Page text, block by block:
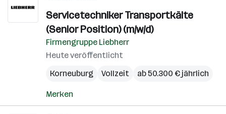
Servicetechniker Transportkälte
(Senior Position) (m/w/d)
Firmengruppe Liebherr
Heute veröffentlicht
Korneuburg
Vollzeit ab 50.300 € jährlich
Merken